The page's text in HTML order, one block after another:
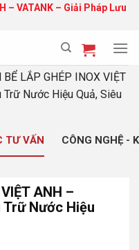
– VATANK – Giải Pháp Lưu
BỂ LẮP GHÉP INOX VIỆT
Nước Hiệu Quả, Siêu
TƯ VẤN CÔNG NGHỆ -
ANH –
Trữ Nước Hiệu